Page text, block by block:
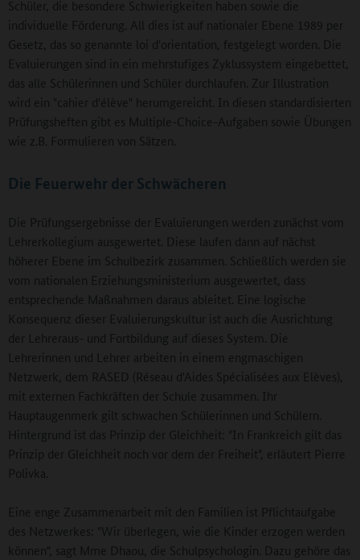
Schüler, die besondere Schwierigkeiten haben sowie die
individuelle Förderung. All dies ist auf nationaler Ebene 1989 per
Gesetz, das so genannte loi d'orientation, festgelegt worden. Die
Evaluierungen sind in ein mehrstufiges Zyklussystem eingebettet,
das alle Schülerinnen und Schüler durchlaufen. Zur Illustration
wird ein "cahier d'élève" herumgereicht. In diesen standardisierten
Prüfungsheften gibt es Multiple-Choice-Aufgaben sowie Übungen
wie z.B. Formulieren von Sätzen.
Die Feuerwehr der Schwächeren
Die Prüfungsergebnisse der Evaluierungen werden zunächst vom
Lehrerkollegium ausgewertet. Diese laufen dann auf nächst
höherer Ebene im Schulbezirk zusammen. Schließlich werden sie
vom nationalen Erziehungsministerium ausgewertet, dass
entsprechende Maßnahmen daraus ableitet. Eine logische
Konsequenz dieser Evaluierungskultur ist auch die Ausrichtung
der Lehreraus- und Fortbildung auf dieses System. Die
Lehrerinnen und Lehrer arbeiten in einem engmaschigen
Netzwerk, dem RASED (Réseau d'Aides Spécialisées aux Elèves),
mit externen Fachkräften der Schule zusammen. Ihr
Hauptaugenmerk gilt schwachen Schülerinnen und Schülern.
Hintergrund ist das Prinzip der Gleichheit: "In Frankreich gilt das
Prinzip der Gleichheit noch vor dem der Freiheit", erläutert Pierre
Polivka.
Eine enge Zusammenarbeit mit den Familien ist Pflichtaufgabe
des Netzwerkes: "Wir überlegen, wie die Kinder erzogen werden
können", sagt Mme Dhaou, die Schulpsychologin. Dazu gehöre das